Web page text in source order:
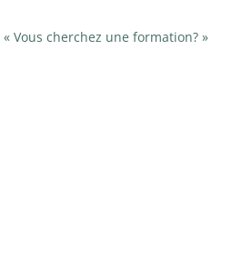
« Vous cherchez une formation? »